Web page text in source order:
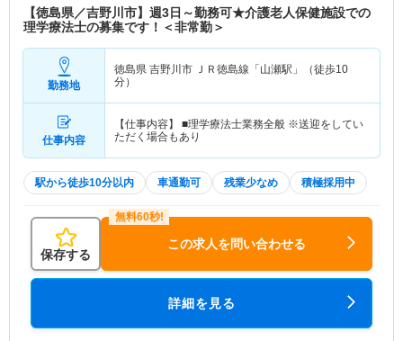
【徳島県／吉野川市】週3日～勤務可★介護老人保健施設での
理学療法士の募集です！＜非常勤＞
勤務地
徳島県 吉野川市
ＪＲ徳島線「山瀬駅」（徒歩10
分）
仕事内容
【仕事内容】 ■理学療法士業務全般 ※送迎をしてい
ただく場合もあり
駅から徒歩10分以内 車通勤可 残業少なめ 積極採用中
保存する
この求人を問い合わせる
詳細を見る